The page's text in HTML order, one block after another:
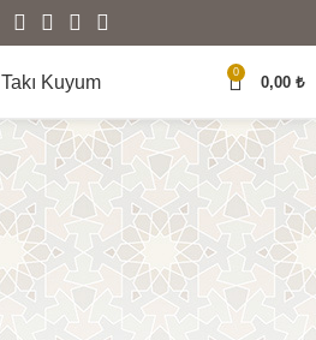
0
0,00 ₺